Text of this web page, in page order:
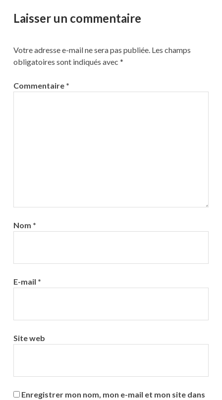
Laisser un commentaire
Votre adresse e-mail ne sera pas publiée. Les champs
obligatoires sont indiqués avec *
Commentaire *
Nom *
E-mail *
Site web
Enregistrer mon nom, mon e-mail et mon site dans